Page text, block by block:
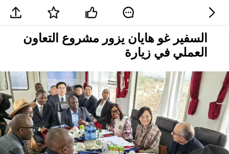
السفير غو هايان يزور مشروع التعاون
العملي في زيارة